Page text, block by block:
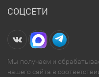
СОЦСЕТИ
Мы получаем и
нашего сайта в